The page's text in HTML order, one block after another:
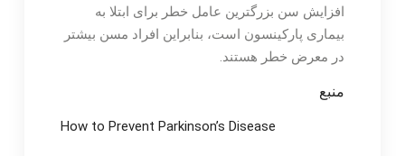
افزایش سن بزرگترین عامل خطر برای ابتلا به
بیماری پارکینسون است، بنابراین افراد مسن بیشتر
در معرض خطر هستند.
منبع
How to Prevent Parkinson’s Disease